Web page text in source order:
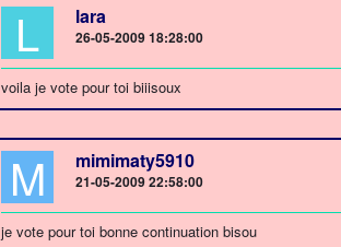
L lara
26-05-2009 18:28:00
voila je vote pour toi biiisoux
M mimimaty5910
21-05-2009 22:58:00
je vote pour toi bonne continuation bisou